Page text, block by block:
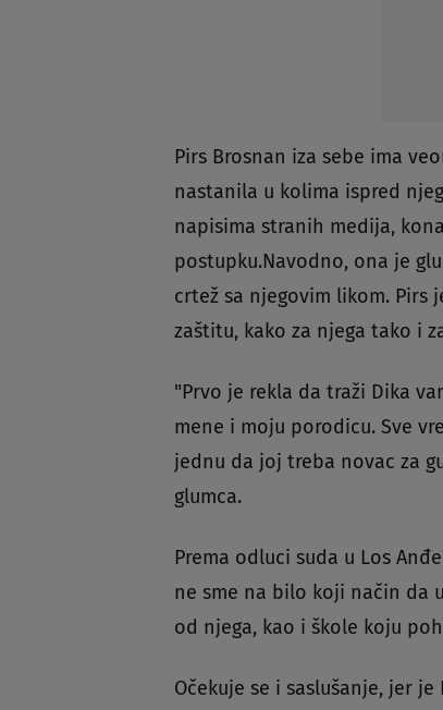
Pirs Brosnan iza sebe ima
nastanila u kolima ispred
napisima stranih medija,
postupku.Navodno, ona je
crtež sa njegovim likom.
zaštitu, kako za njega tako i
"Prvo je rekla da traži Dika
mene i moju porodicu. Sve
jednu da joj treba novac za
glumca.
Prema odluci suda u Los
ne sme na bilo koji način da
od njega, kao i škole koju
Očekuje se i saslušanje, jer